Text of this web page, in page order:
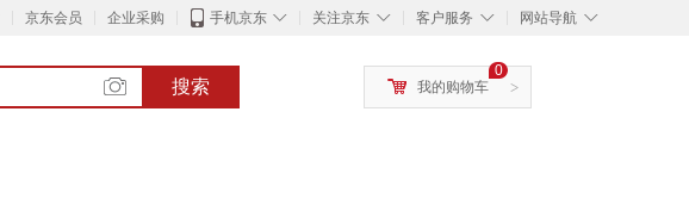
京东会员 企业采购 ◇
手机京东 ◇
关注京东 ◇
客户服务 ◇
网站导航
搜索 >
0
我的购物车